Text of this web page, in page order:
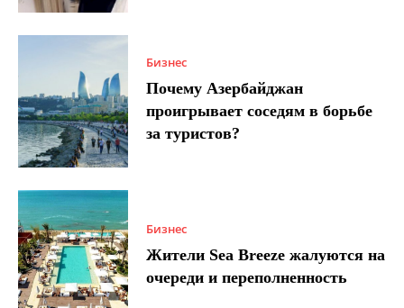
Бизнес
Почему Азербайджан
проигрывает соседям в борьбе
за туристов?
Бизнес
Жители Sea Breeze жалуются на
очереди и переполненность